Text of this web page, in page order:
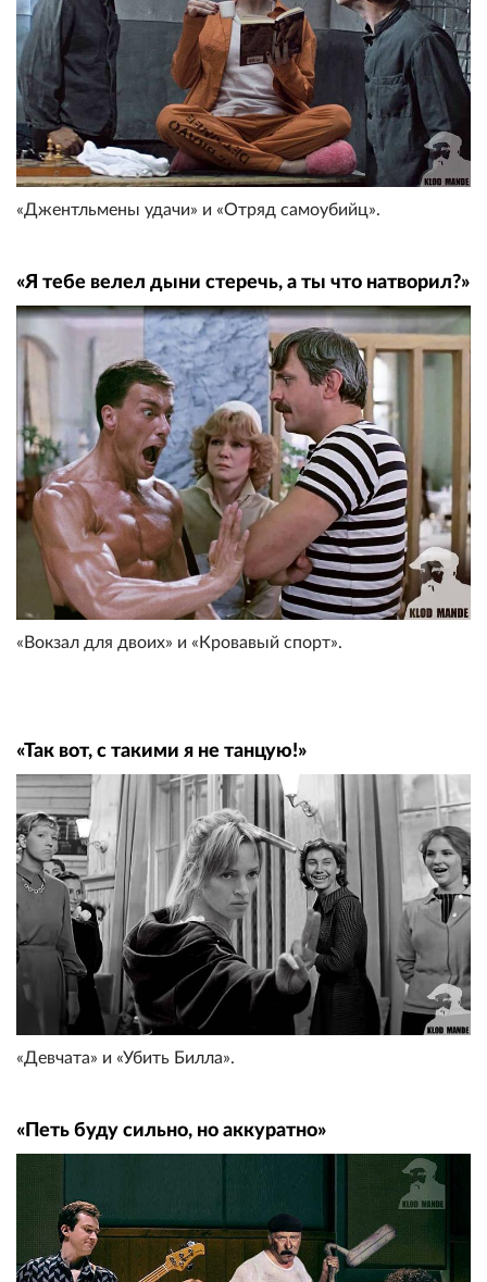
«Джентльмены удачи» и «Отряд самоубийц».
«Я тебе велел дыни стеречь, а ты что натворил?»
«Вокзал для двоих» и «Кровавый спорт».
«Так вот, с такими я не танцую!»
«Девчата» и «Убить Билла».
«Петь буду сильно, но аккуратно»